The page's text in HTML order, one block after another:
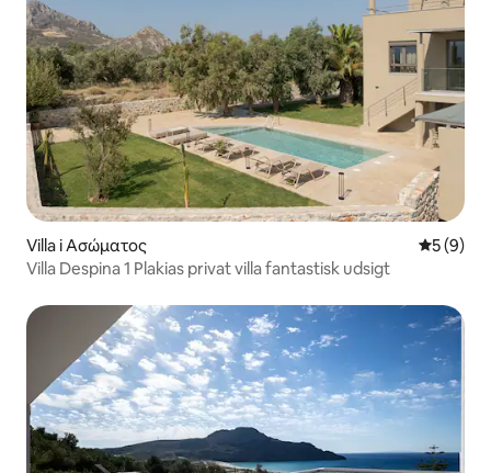
Villa i Ασώματος 5 ud af 5
5 (9)
Villa Despina 1 Plakias privat villa fantastisk udsigt